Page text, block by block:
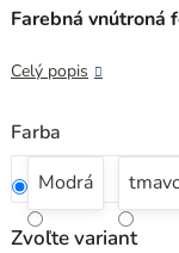
0,0
5
Farebná vnútroná
Celý popis
Farba
Modrá
Zvoľte variant